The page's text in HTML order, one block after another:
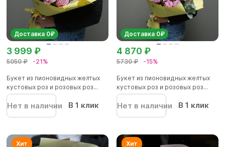
Доставка 0₽
5050 ₽ -21%
3 999 ₽
Букет из пионовидных желтых
кустовых роз и розовых роз...
Нет в наличии В 1 клик
Доставка 0₽
5730 ₽ -15%
4 870 ₽
Букет из пионовидных желтых
кустовых роз и розовых роз...
Нет в наличии В 1 клик